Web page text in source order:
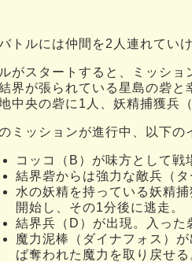
トルには仲間を2人連れていけ
がスタートすると、ミッショ
界が張られている星島の砦
中央の砦に1人、妖精捕獲兵
ミッションが進行中、以下の
コッコ（B）が味方として戦
結界砦からは強力な敵兵（
水の妖精を持っている妖精
開始し、その1分後に逃走。
結界兵（D）が出現。入った
魔力泥棒（ダイナフォス）
ば奪われた魔力を取り戻せる